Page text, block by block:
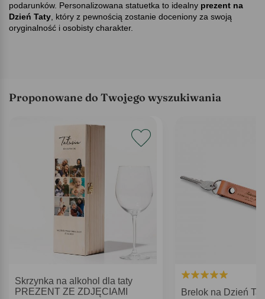
podarunków. Personalizowana statuetka to idealny prezent na
Dzień Taty , który z pewnością zostanie doceniony za swoją
oryginalność i osobisty charakter.
Proponowane do Twojego wyszukiwania
Skrzynka na alkohol dla taty
PREZENT ZE ZDJĘCIAMI
Brelok na Dzień